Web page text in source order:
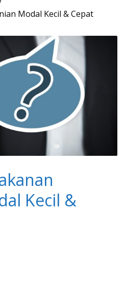
Modal Kecil & Cepat
Kecil &